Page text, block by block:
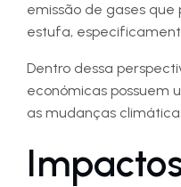
emissão de gases
estufa,
Dentro dessa
económicas possuem
as mudanças